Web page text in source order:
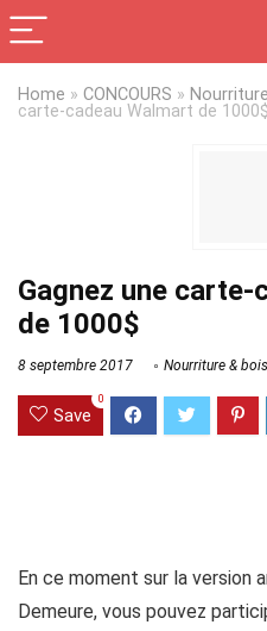
Home » CONCOURS »
carte-cadeau Walmart de 1000$
Gagnez une carte-
de 1000$
8 septembre 2017 Nourriture &
Save
0
En ce moment sur la version
Demeure, vous pouvez